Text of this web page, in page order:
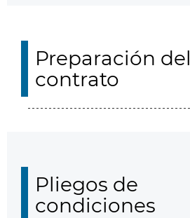
Preparación del
contrato
Pliegos de
condiciones